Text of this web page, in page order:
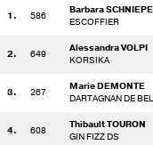
1. 586
Barbara
ESCOFFIER
2. 649
Alessandra VOLPI
KORSIKA
3. 267
Marie DEMONTE
DARTAGNAN DE
4. 608
Thibault TOURON
GIN FIZZ DS